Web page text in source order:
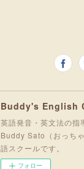
Buddy's English
英語発音・英文法の指
Buddy Sato（おっち
語スクールです。
フォロー